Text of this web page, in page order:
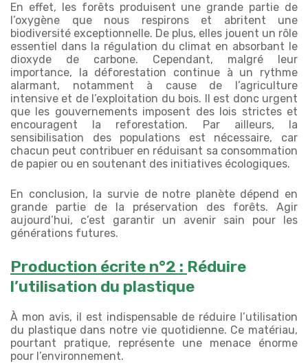
En effet, les forêts produisent une grande partie de
l’oxygène que nous respirons et abritent une
biodiversité exceptionnelle. De plus, elles jouent un rôle
essentiel dans la régulation du climat en absorbant le
dioxyde de carbone. Cependant, malgré leur
importance, la déforestation continue à un rythme
alarmant, notamment à cause de l’agriculture
intensive et de l’exploitation du bois. Il est donc urgent
que les gouvernements imposent des lois strictes et
encouragent la reforestation. Par ailleurs, la
sensibilisation des populations est nécessaire, car
chacun peut contribuer en réduisant sa consommation
de papier ou en soutenant des initiatives écologiques.
En conclusion, la survie de notre planète dépend en
grande partie de la préservation des forêts. Agir
aujourd’hui, c’est garantir un avenir sain pour les
générations futures.
Production écrite n°2 : Réduire
l’utilisation du plastique
À mon avis, il est indispensable de réduire l’utilisation
du plastique dans notre vie quotidienne. Ce matériau,
pourtant pratique, représente une menace énorme
pour l’environnement.